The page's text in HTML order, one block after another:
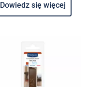
Dowiedz się więcej